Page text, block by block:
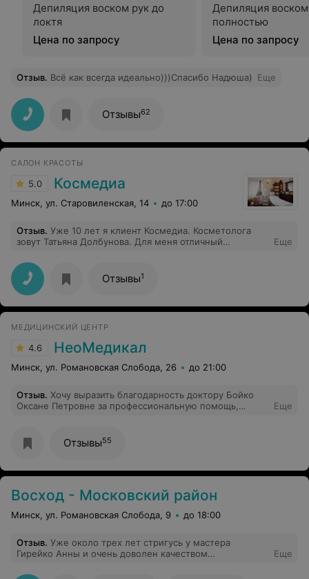
Депиляция воском рук до
локтя
Цена по запросу
Депиляция
полностью
Цена по запросу
Отзыв. Всё как всегда идеально)))Спасибо Надюша) Еще
Отзывы62
САЛОН КРАСОТЫ
5.0 Космедиа
Минск, ул. Старовиленская, 14 до 17:00
Отзыв. Уже 10 лет я клиент Космедиа. Косметолога
зовут Татьяна Долбунова. Для меня отличный
косметолога - состояние моей кожи, при знакомстве
мне "дают" на 10 лет меньше. Меня это радует.
Еще
Отзывы1
МЕДИЦИНСКИЙ ЦЕНТР
4.6 НеоМедикал
Минск, ул. Романовская Слобода, 26 до 21:00
Отзыв. Хочу выразить благодарность доктору Бойко
Оксане Петровне за профессиональную помощь,
Еще
Отзывы55
Восход - Московский район
Минск, ул. Романовская Слобода, 9 до 18:00
Отзыв. Уже около трех лет стригусь у мастера
Гирейко Анны и очень доволен качеством
делу, стрижет исключительно вручную, машинку
Еще